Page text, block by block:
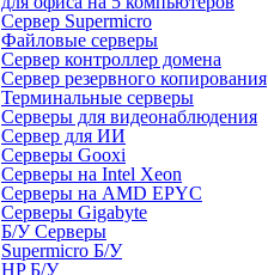
Сервер Supermicro
Файловые серверы
Сервер контроллер домена
Сервер резервного копирования
Терминальные серверы
Серверы для видеонаблюдения
Сервер для ИИ
Серверы Gooxi
Серверы на Intel Xeon
Серверы на AMD EPYC
Серверы Gigabyte
Б/У Серверы
Supermicro Б/У
HP Б/У